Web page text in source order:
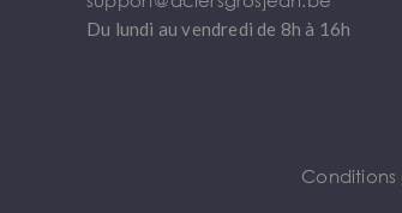
Du lundi au vendredi de 8h à 16h